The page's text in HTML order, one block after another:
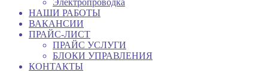
Электропроводка
НАШИ РАБОТЫ
ВАКАНСИИ
ПРАЙС-ЛИСТ
ПРАЙС УСЛУГИ
БЛОКИ УПРАВЛЕНИЯ
КОНТАКТЫ